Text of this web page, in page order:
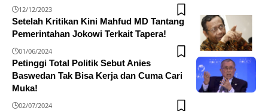
12/12/2023
Setelah Kritikan Kini Mahfud MD Tantang
Pemerintahan Jokowi Terkait Tapera!
01/06/2024
Petinggi Total Politik Sebut Anies
Baswedan Tak Bisa Kerja dan Cuma Cari
Muka!
02/07/2024